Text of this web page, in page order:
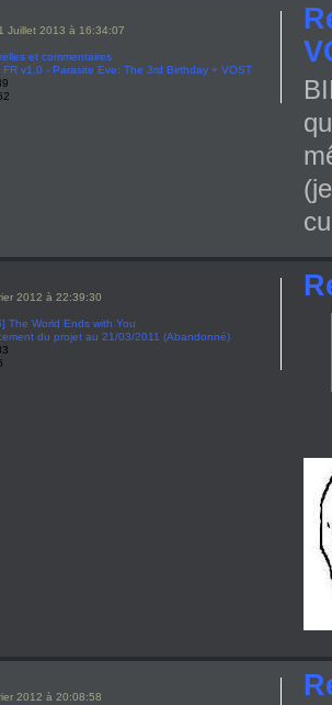
Juillet 2013 à 16:34:07
et commentaires
FR v1.0 - Parasite Eve: The 3rd Birthday + VOST
2012 à 22:39:30
The World Ends with You
du projet au 21/03/2011 (Abandonné)
2012 à 20:08:58